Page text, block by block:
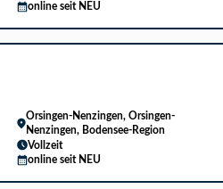
online seit NEU
Orsingen-Nenzingen, Orsingen-
Nenzingen, Bodensee-Region
Vollzeit
online seit NEU